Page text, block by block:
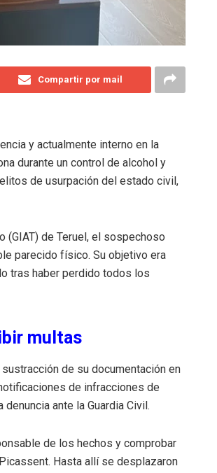
Compartir por mail
y actualmente interno en la
durante un control de alcohol y
de usurpación del estado civil,
(GIAT) de Teruel, el sospechoso
parecido físico. Su objetivo era
tras haber perdido todos los
multas
de su documentación en
de infracciones de
ante la Guardia Civil.
de los hechos y comprobar
Hasta allí se desplazaron